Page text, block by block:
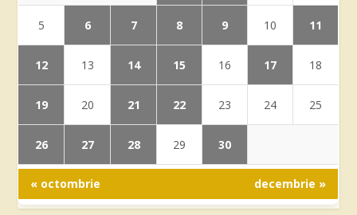
5 6 7 8 9 10 11
12 13 14 15 16 17 18
19 20 21 22 23 24 25
26 27 28 29 30
« octombrie decembrie »